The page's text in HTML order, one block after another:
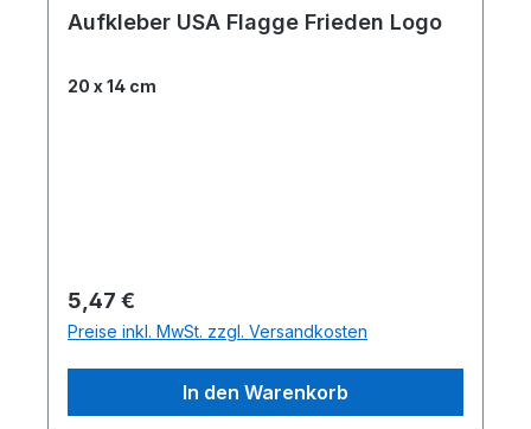
Aufkleber USA Flagge Frieden Logo
20 x 14 cm
Regulärer Preis:
5,47 €
Preise inkl. MwSt. zzgl. Versandkosten
In den Warenkorb